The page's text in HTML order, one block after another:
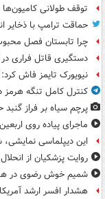
توقف طولانی
حماقت ترامپ با ذخایر
چرا تابستان فصل
دستگیری قاتل فراری
نیویورک تایمز فاش کرد:
کنترل کامل تنگه هرمز
پرچم سیاه بر فراز
ماجرای پیاده روی
این دیپلماسی
روایت پزشکیان از
شمیم خوش رضوی در
هشدار افسر ارشد